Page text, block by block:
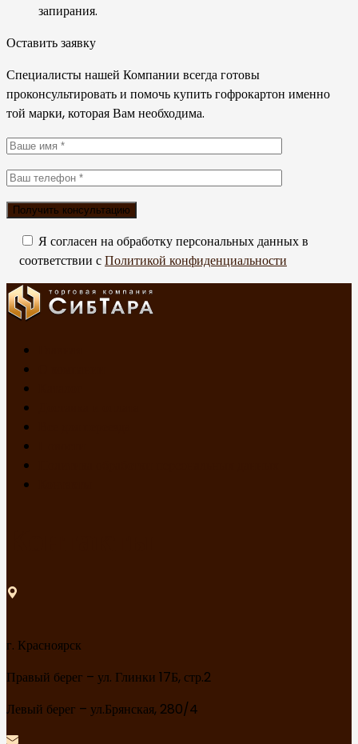
запирания.
Оставить заявку
Специалисты нашей Компании всегда готовы
проконсультировать и помочь купить гофрокартон именно
той марки, которая Вам необходима.
Я согласен на обработку персональных данных в
соответствии сПолитикой конфиденциальности
г. Красноярск
Правый берег – ул. Глинки 17Б, стр.2
Левый берег – ул.Брянская, 280/4